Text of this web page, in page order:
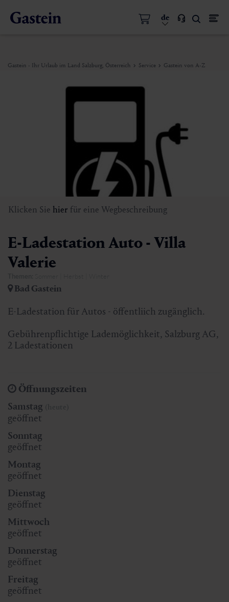
de
Gastein - Ihr Urlaub im Land Salzburg, Österreich Service Gastein von A-Z
Klicken Sie hier für eine Wegbeschreibung
E-Ladestation Auto - Villa
Valerie
Bad Gastein
E-Ladestation für Autos - öffentliich zugänglich.
Gebührenpflichtige Lademöglichkeit, Salzburg AG,
2 Ladestationen
Öffnungszeiten
Samstag
geöffnet
Sonntag
geöffnet
Montag
geöffnet
Dienstag
geöffnet
Mittwoch
geöffnet
Donnerstag
geöffnet
Freitag
geöffnet